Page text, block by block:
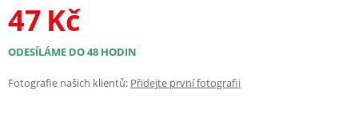
47 Kč
ODESÍLÁME DO 48 HODIN
Fotografie našich klientů: Přidejte první fotografii